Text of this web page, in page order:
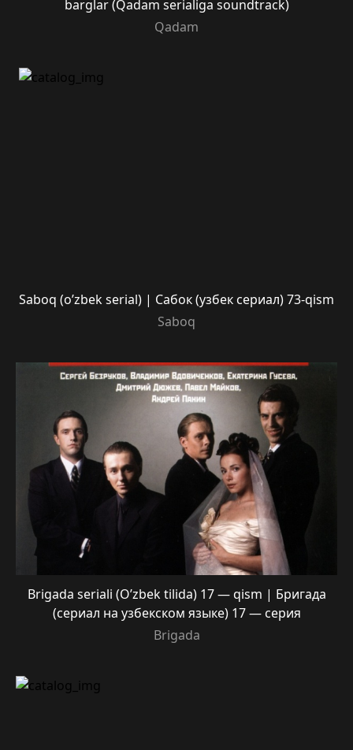
barglar (Qadam serialiga soundtrack)
Qadam
Saboq (o’zbek serial) | Сабок (узбек сериал) 73-qism
Saboq
Brigada seriali (O’zbek tilida) 17 — qism | Бригада
(сериал на узбекском языке) 17 — серия
Brigada